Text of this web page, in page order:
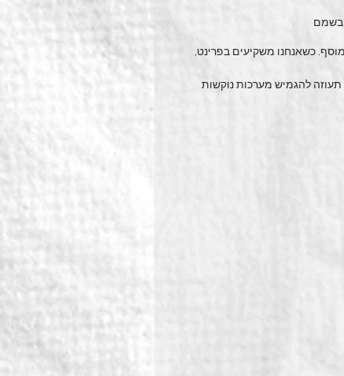
בשמם
כשאנחנו משקיעים בפרינט,
תעוזה להגמיש מערכות נוקשות